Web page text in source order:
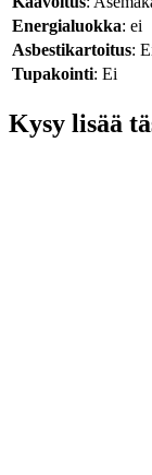
Energialuokka: ei
Asbestikartoitus:
Tupakointi: Ei
Kysy lisää